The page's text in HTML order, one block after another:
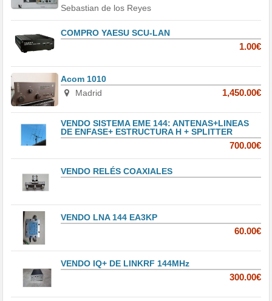
Sebastian de los Reyes
COMPRO YAESU SCU-LAN
1.00€
Acom 1010
Madrid
1,450.00€
VENDO SISTEMA EME 144: ANTENAS+LINEAS
DE ENFASE+ ESTRUCTURA H + SPLITTER
700.00€
VENDO RELÉS COAXIALES
VENDO LNA 144 EA3KP
60.00€
VENDO IQ+ DE LINKRF 144MHz
300.00€